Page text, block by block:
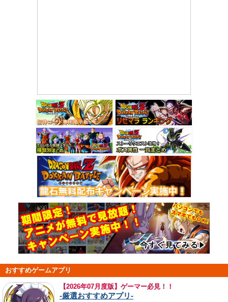
おすすめゲームアプリ
【2026年07月度版】ゲーマー必見！！
-厳選おすすめアプリ-